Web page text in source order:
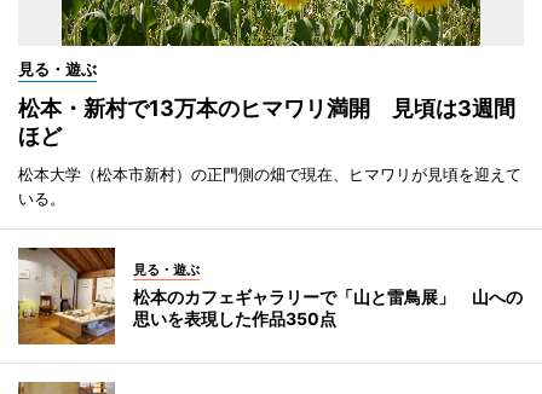
見る・遊ぶ
松本・新村で13万本のヒマワリ満開 見頃は3週間
ほど
松本大学（松本市新村）の正門側の畑で現在、ヒマワリが見頃を迎えて
いる。
見る・遊ぶ
松本のカフェギャラリーで「山と雷鳥展」 山への
思いを表現した作品350点